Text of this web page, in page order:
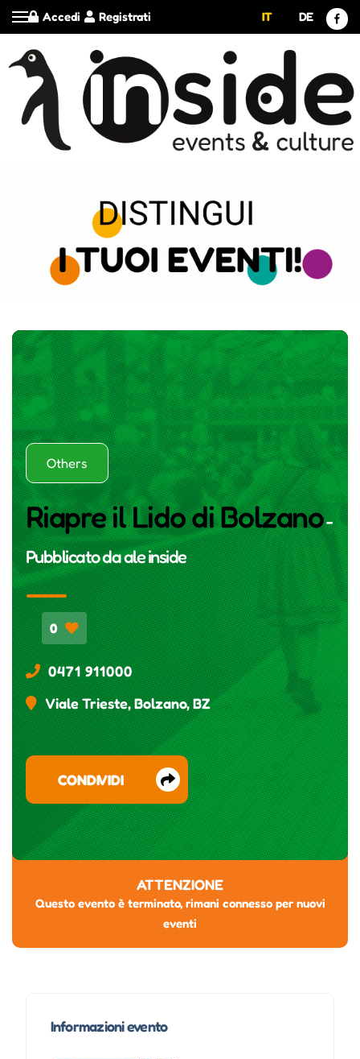
Registrati
Accedi IT DE
Others
Riapre il Lido di Bolzano-
Pubblicato daale inside
0
0471 911000
Viale Trieste, Bolzano, BZ
CONDIVIDI
ATTENZIONE
Questo evento è terminato, rimani connesso per nuovi
eventi
Informazioni evento